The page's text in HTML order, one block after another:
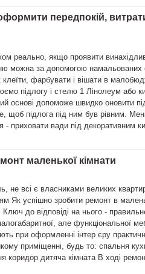
передпокій,
реально, якщо проявити
можна за допомогою намальованих
клеїти, фарбувати і вішати в
підлогу і стелю 1 Лінолеум або
основі допоможе швидко оновити
щоб підлога під ним був рівним.
- приховати вади під декоративним
маленької кімнати
не всі є власниками великих
Як успішно зробити ремонт в
Ключ до відповіді на нього -
але функціональної
при оформленні інтер єру
приміщенні, будь то: спальня
коридор дитяча кімната В ході